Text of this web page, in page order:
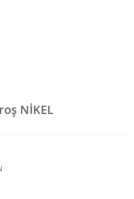
NİKEL